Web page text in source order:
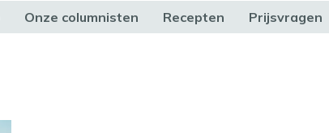
Onze columnisten Recepten Prijsvragen